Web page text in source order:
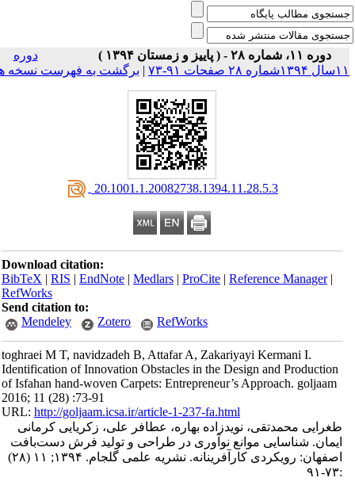
دوره ۱۱، شماره ۲۸ - ( پاییز و زمستان ۱۳۹۴ )
دوره
۲۸ صفحات ۹۱-۷۳
|برگشت به فهرست نسخه ها
‎ 20.1001.1.20082738.1394.11.28.5.3
Download citation:
BibTeX|RIS|EndNote|Medlars|ProCite|Reference Manager
RefWorks
Send citation to:
Mendeley
Zotero RefWorks
toghraei M T, navidzadeh B, Attafar A, Zakariyayi Kermani I.
Identification of Innovation Obstacles in the Design and Production
of Isfahan hand-woven Carpets: Entrepreneur’s Approach. goljaam
2016; 11 (28) :73-91
URL:http://goljaam.icsa.ir/article-1-237-fa.html
طغرایی محمدتقی، نویدزاده بهاره، عطافر علی، زکریایی کرمانی
ایمان. شناسایی موانع نوآوری در طراحی و تولید فرش دست‌بافت
اصفهان: رویکردی کارآفرینانه. نشریه علمی گلجام. ۱۳۹۴; ۱۱ (۲۸)